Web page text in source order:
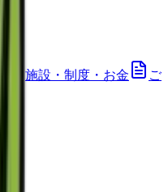
施設・制度・お金
ご